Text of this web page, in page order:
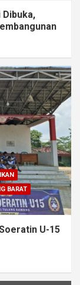
Dibuka,
BARAT
U-15